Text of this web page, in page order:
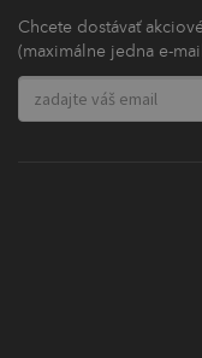
Chcete dostávať
(maximálne jedna e-